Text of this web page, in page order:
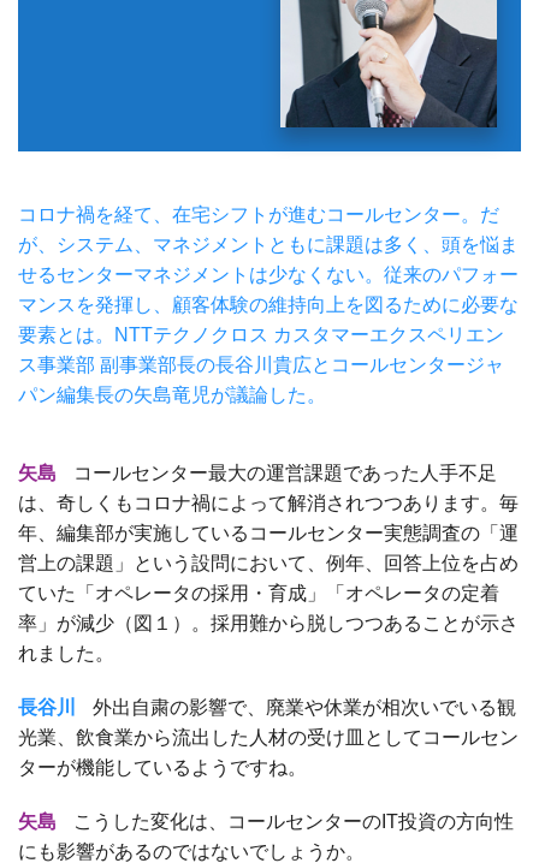
コロナ禍を経て、在宅シフトが進むコールセンター。だ
が、システム、マネジメントともに課題は多く、頭を悩ま
せるセンターマネジメントは少なくない。従来のパフォー
マンスを発揮し、顧客体験の維持向上を図るために必要な
要素とは。NTTテクノクロス カスタマーエクスペリエン
ス事業部 副事業部長の長谷川貴広とコールセンタージャ
パン編集長の矢島竜児が議論した。
矢島
コールセンター最大の運営課題であった人手不足
は、奇しくもコロナ禍によって解消されつつあります。毎
年、編集部が実施しているコールセンター実態調査の「運
営上の課題」という設問において、例年、回答上位を占め
ていた「オペレータの採用・育成」「オペレータの定着
率」が減少（図１）。採用難から脱しつつあることが示さ
れました。
長谷川
外出自粛の影響で、廃業や休業が相次いでいる観
光業、飲食業から流出した人材の受け皿としてコールセン
ターが機能しているようですね。
矢島
こうした変化は、コールセンターのIT投資の方向性
にも影響があるのではないでしょうか。